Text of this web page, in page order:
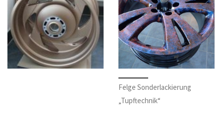
Felge Sonderlackierung
„Tupftechnik“